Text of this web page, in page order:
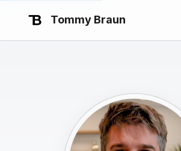
Tommy Braun